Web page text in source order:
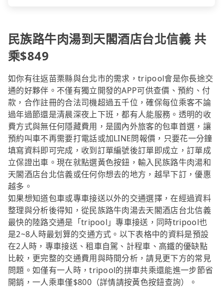
民族路牛肉湯到天閣酒店台北信義 共
乘$849
如你有往返苗栗縣與台北市的需求，tripool會是你長途交
通的好夥伴。不僅有獨立開發的APP可供查價、預約、付
款，合作註冊的合法司機超過五千位，確保每位乘客不論
過年過節還是清晨深夜上下班，都有人能服務。透明的收
費方式與無任何隱藏費用，是國內外旅客的包車首選，讓
預約叫車不再需要打電話或加LINE問報價，只要花一分鐘
填寫資料即可完成，收到訂單編號後訂單即成立，訂單成
立保證出車。現在就點選黃色按鈕，輸入民族路牛肉湯和
天閣酒店台北信義或任何你想去的地方，越早下訂，優惠
越多。
如果想知道包車或專車接送以外的交通選擇，在經過資料
整理與分析後得知，從民族路牛肉湯去天閣酒店台北信義
最快的陸路交通是「tripool」專車接送，同時tripool也
是2~8人時最划算的交通方式。以下表格中的資料是預設
在2人時，專車接送、租車自駕、計程車、高鐵的優缺點
比較，更完整的交通費用與時間分析，請見更下方的常見
問題。如僅有一人時，tripool的拼車共乘還能進一步節省
開銷，一人乘車僅$800（詳情請按黃色按鈕查詢）。